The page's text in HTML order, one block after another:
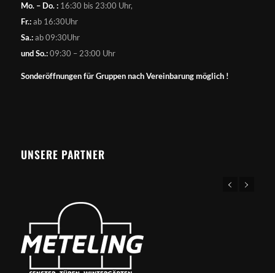
Mo. – Do. :16:30 bis 23:00 Uhr,
Fr.:ab 16:30Uhr
Sa.:ab 09:30Uhr
und So.:09:30 – 23:00 Uhr
Sonderöffnungen für Gruppen nach Vereinbarung möglich !
UNSERE PARTNER